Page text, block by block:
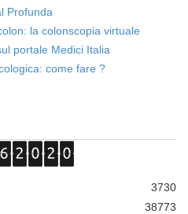
Profunda
la colonscopia virtuale
portale Medici Italia
come fare ?
3730
38773